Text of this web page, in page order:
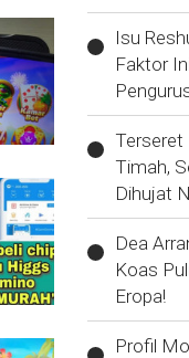
Isu
Faktor
Timah,
Dihujat
Dea
Koas
Eropa!
Profil